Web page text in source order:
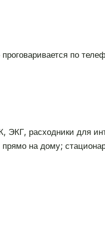
по
ЭКГ, расходники для
на дому;